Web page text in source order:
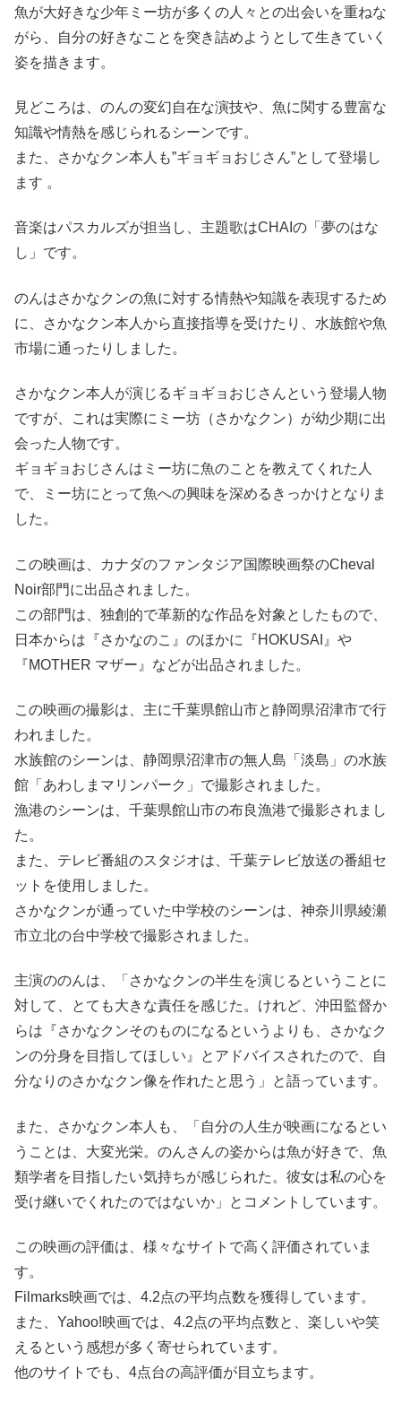
魚が大好きな少年ミー坊が多くの人々との出会いを重ねな
がら、自分の好きなことを突き詰めようとして生きていく
姿を描きます。
見どころは、のんの変幻自在な演技や、魚に関する豊富な
知識や情熱を感じられるシーンです。
また、さかなクン本人も”ギョギョおじさん”として登場し
ます 。
音楽はパスカルズが担当し、主題歌はCHAIの「夢のはな
し」です。
のんはさかなクンの魚に対する情熱や知識を表現するため
に、さかなクン本人から直接指導を受けたり、水族館や魚
市場に通ったりしました。
さかなクン本人が演じるギョギョおじさんという登場人物
ですが、これは実際にミー坊（さかなクン）が幼少期に出
会った人物です。
ギョギョおじさんはミー坊に魚のことを教えてくれた人
で、ミー坊にとって魚への興味を深めるきっかけとなりま
した。
この映画は、カナダのファンタジア国際映画祭のCheval
Noir部門に出品されました。
この部門は、独創的で革新的な作品を対象としたもので、
日本からは『さかなのこ』のほかに『HOKUSAI』や
『MOTHER マザー』などが出品されました。
この映画の撮影は、主に千葉県館山市と静岡県沼津市で行
われました。
水族館のシーンは、静岡県沼津市の無人島「淡島」の水族
館「あわしまマリンパーク」で撮影されました。
漁港のシーンは、千葉県館山市の布良漁港で撮影されまし
た。
また、テレビ番組のスタジオは、千葉テレビ放送の番組セ
ットを使用しました。
さかなクンが通っていた中学校のシーンは、神奈川県綾瀬
市立北の台中学校で撮影されました。
主演ののんは、「さかなクンの半生を演じるということに
対して、とても大きな責任を感じた。けれど、沖田監督か
らは『さかなクンそのものになるというよりも、さかなク
ンの分身を目指してほしい』とアドバイスされたので、自
分なりのさかなクン像を作れたと思う」と語っています。
また、さかなクン本人も、「自分の人生が映画になるとい
うことは、大変光栄。のんさんの姿からは魚が好きで、魚
類学者を目指したい気持ちが感じられた。彼女は私の心を
受け継いでくれたのではないか」とコメントしています。
この映画の評価は、様々なサイトで高く評価されていま
す。
Filmarks映画では、4.2点の平均点数を獲得しています。
また、Yahoo!映画では、4.2点の平均点数と、楽しいや笑
えるという感想が多く寄せられています。
他のサイトでも、4点台の高評価が目立ちます。